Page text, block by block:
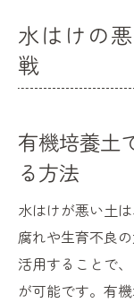
有機
有機培
有機培
もみ殻
有機培
水はけの
戦
有機培養土
る方法
水はけが悪い土
腐れや生育不良
活用することで
が可能です。有